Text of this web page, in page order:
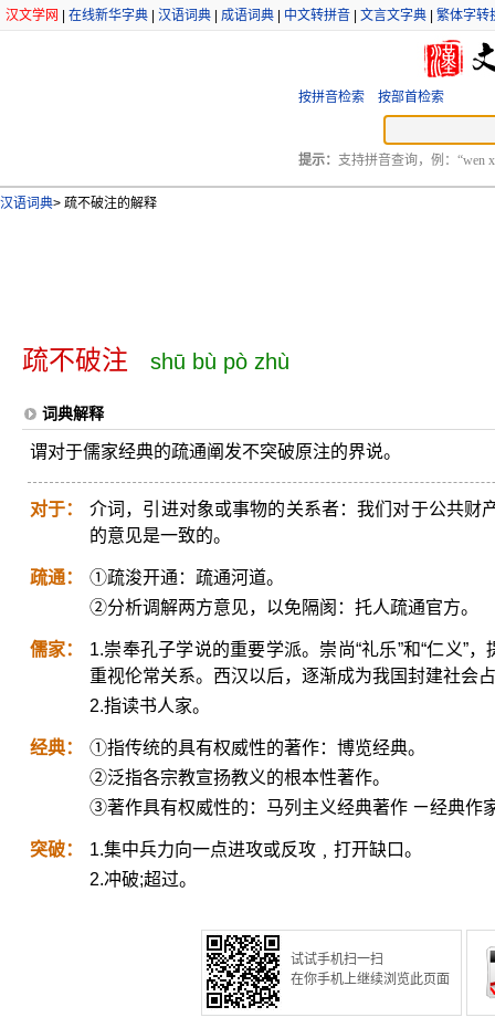
汉文学网 在线新华字典 汉语词典 成语词典 中文转拼音 文言文字典 繁体字转
按拼音检索 按部首检索
提示： 支持拼音查询，例：“wen
汉语词典> 疏不破注的解释
疏不破注 shū bù pò zhù
词典解释
谓对于儒家经典的疏通阐发不突破原注的界说。
对于：
介词，引进对象或事物的关系者：我们对于公共财
的意见是一致的。
疏通：
①疏浚开通：疏通河道。
②分析调解两方意见，以免隔阂：托人疏通官方。
儒家：
1.崇奉孔子学说的重要学派。崇尚“礼乐”和“仁义”，
重视伦常关系。西汉以后，逐渐成为我国封建社会
2.指读书人家。
经典：
①指传统的具有权威性的著作：博览经典。
②泛指各宗教宣扬教义的根本性著作。
③著作具有权威性的：马列主义经典著作 ㄧ经典作
突破：
1.集中兵力向一点进攻或反攻﹐打开缺口。
2.冲破;超过。
试试手机扫一扫
在你手机上继续浏览此页面